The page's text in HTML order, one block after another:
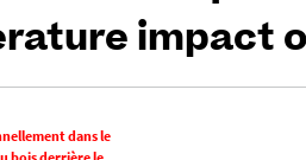
impact
dans le